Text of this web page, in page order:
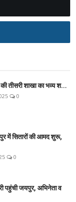
की तीसरी शाखा का भव्य श...
0
में सितारों की आमद शुरू,
0
पहुंची जयपुर, अभिनेता व